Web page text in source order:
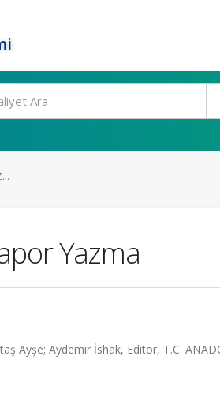
Yazma
Ayşe; Aydemir İshak, Editör, T.C.